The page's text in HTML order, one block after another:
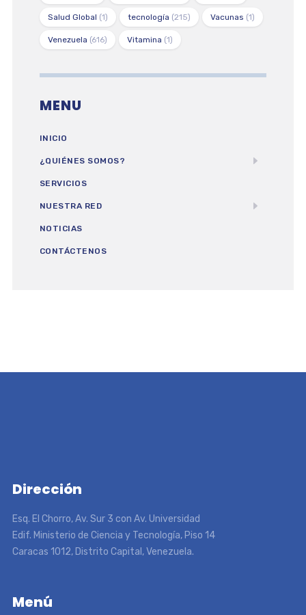
Salud Global (1) tecnología (215) Vacunas (1)
Venezuela (616) Vitamina (1)
MENU
INICIO
¿QUIÉNES SOMOS?
SERVICIOS
NUESTRA RED
NOTICIAS
CONTÁCTENOS
Dirección
Esq. El Chorro, Av. Sur 3 con Av. Universidad
Edif. Ministerio de Ciencia y Tecnología, Piso 14
Caracas 1012, Distrito Capital, Venezuela.
Menú